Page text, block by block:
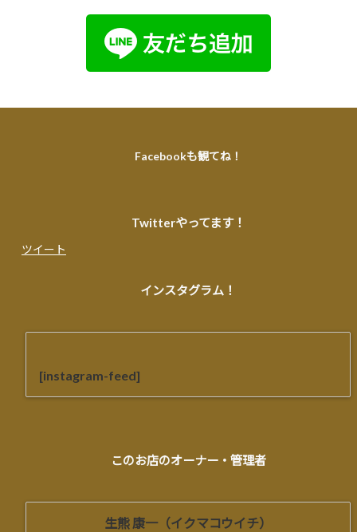
Facebookも観てね！
Twitterやってます！
ツイート
インスタグラム！
[instagram-feed]
このお店のオーナー・管理者
生熊 康一（イクマコウイチ）